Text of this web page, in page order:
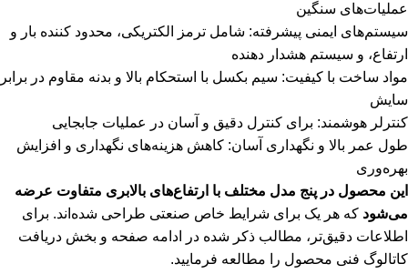
عملیات‌های سنگین
سیستم‌های ایمنی پیشرفته: شامل ترمز الکتریکی، محدود کننده بار و
ارتفاع، و سیستم هشدار دهنده
مواد ساخت با کیفیت: سیم بکسل با استحکام بالا و بدنه مقاوم در برابر
سایش
کنترلر هوشمند: برای کنترل دقیق و آسان در عملیات جابجایی
طول عمر بالا و نگهداری آسان: کاهش هزینه‌های نگهداری و افزایش
بهره‌وری
این محصول در پنج مدل مختلف با ارتفاع‌های بالابری متفاوت عرضه
می‌شود که هر یک برای شرایط خاص صنعتی طراحی شده‌اند. برای
اطلاعات دقیق‌تر، مطالب ذکر شده در ادامه صفحه و بخش دریافت
کاتالوگ فنی محصول را مطالعه فرمایید.